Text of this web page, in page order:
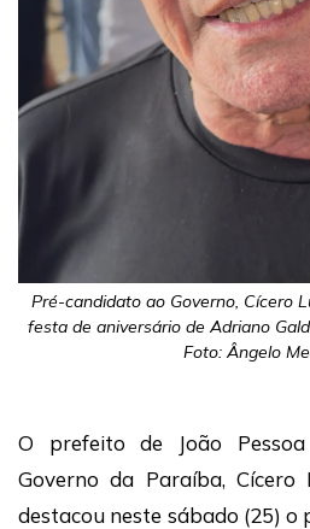
Pré-candidato ao Governo, Cícero
festa de aniversário de Adriano
Foto: Ângelo
O prefeito de João
Governo da Paraíba, Cícero
destacou neste sábado (25) o